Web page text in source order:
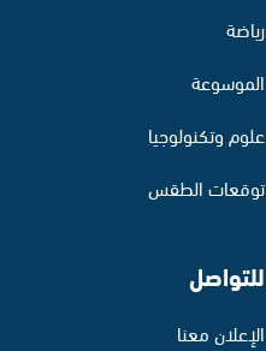
رياضة
الموسوعة
علوم وتكنولوجيا
توقعات الطقس
للتواصل
الإعلان معنا